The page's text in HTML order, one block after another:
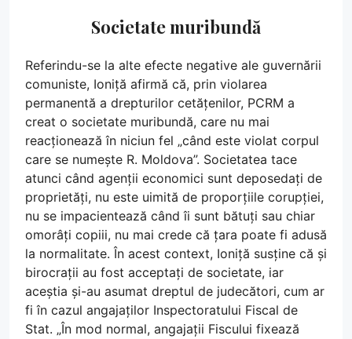
Societate muribundă
Referindu-se la alte efecte negative ale guvernării
comuniste, Ioniță afirmă că, prin violarea
permanentă a drepturilor cetățenilor, PCRM a
creat o societate muribundă, care nu mai
reacționează în niciun fel „când este violat corpul
care se numește R. Moldova”. Societatea tace
atunci când agenții economici sunt deposedați de
proprietăți, nu este uimită de proporțiile corupției,
nu se impacientează când îi sunt bătuți sau chiar
omorâți copiii, nu mai crede că țara poate fi adusă
la normalitate. În acest context, Ioniță susține că și
birocrații au fost acceptați de societate, iar
aceștia și-au asumat dreptul de judecători, cum ar
fi în cazul angajaților Inspectoratului Fiscal de
Stat. „În mod normal, angajații Fiscului fixează